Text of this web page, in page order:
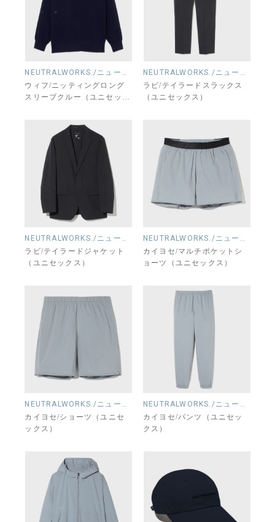
NEUTRALWORKS./ニュートラルワークス.
ウィフ/ニッティングロング
スリーブクルー（ユニセック
NEUTRALWORKS./ニュートラルワークス.
ラビ/テイラードスラックス
（ユニセックス）
NEUTRALWORKS./ニュートラルワークス.
ラビ/テイラードジャケット
（ユニセックス）
NEUTRALWORKS./ニュートラルワークス.
カイヨセ/マルチポケットシ
ョーツ（ユニセックス）
カイヨセ/ショーツ（ユニセ
ックス）
カイヨセ/パンツ（ユニセッ
クス）